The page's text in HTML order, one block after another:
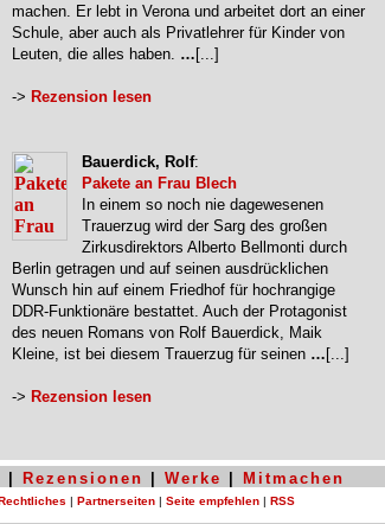
machen. Er lebt in Verona und arbeitet dort an einer
Schule, aber auch als Privatlehrer für Kinder von
Leuten, die alles haben. … [...]
-> Rezension lesen
Bauerdick, Rolf:
Pakete an Frau Blech
In einem so noch nie dagewesenen
Trauerzug wird der Sarg des großen
Zirkusdirektors Alberto Bellmonti durch
Berlin getragen und auf seinen ausdrücklichen
Wunsch hin auf einem Friedhof für hochrangige
DDR-Funktionäre bestattet. Auch der Protagonist
des neuen Romans von Rolf Bauerdick, Maik
Kleine, ist bei diesem Trauerzug für seinen … [...]
-> Rezension lesen
Rezensionen Werke Mitmachen
| Partnerseiten | Seite empfehlen | RSS